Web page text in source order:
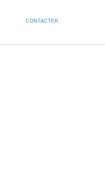
CONTACTER